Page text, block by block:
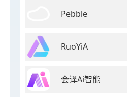
Pebble
RuoYiA
会译Ai智能